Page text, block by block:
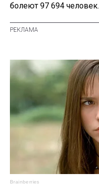
болеют 97 694 человек.